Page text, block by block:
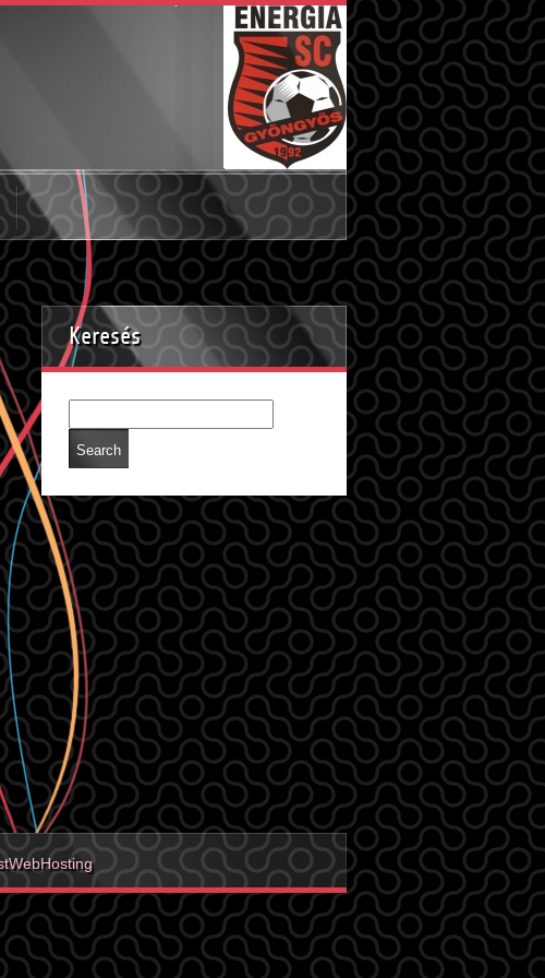
Keresés